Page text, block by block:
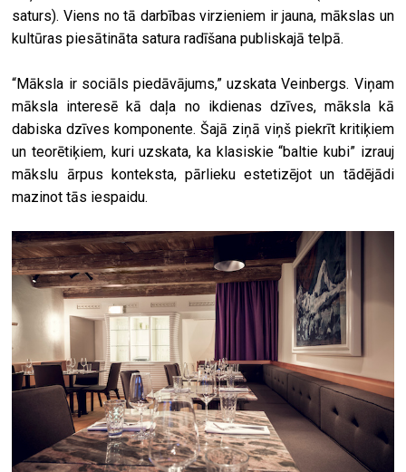
saturs). Viens no tā darbības virzieniem ir jauna, mākslas un
kultūras piesātināta satura radīšana publiskajā telpā.
“Māksla ir sociāls piedāvājums,” uzskata Veinbergs. Viņam
māksla interesē kā daļa no ikdienas dzīves, māksla kā
dabiska dzīves komponente. Šajā ziņā viņš piekrīt kritiķiem
un teorētiķiem, kuri uzskata, ka klasiskie “baltie kubi” izrauj
mākslu ārpus konteksta, pārlieku estetizējot un tādējādi
mazinot tās iespaidu.